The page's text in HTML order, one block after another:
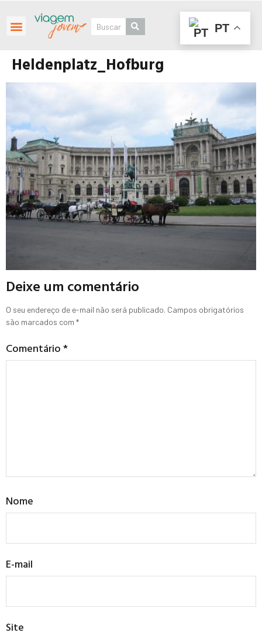
Heldenplatz_Hofburg
Deixe um comentário
O seu endereço de e-mail não será publicado. Campos obrigatórios
são marcados com *
Comentário*
Nome
E-mail
Site
PT